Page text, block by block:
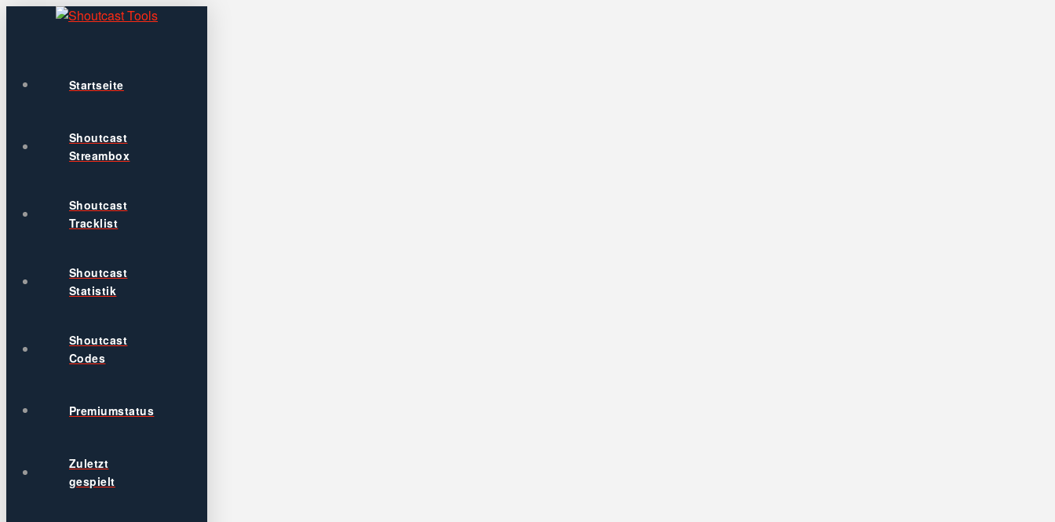
Startseite
Shoutcast
Streambox
Shoutcast
Tracklist
Shoutcast
Statistik
Shoutcast
Codes
Premiumstatus
Zuletzt
gespielt